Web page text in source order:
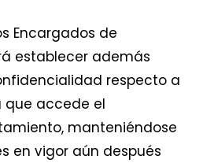
Encargados de
establecer además
respecto a
que accede el
manteniéndose
en vigor aún después